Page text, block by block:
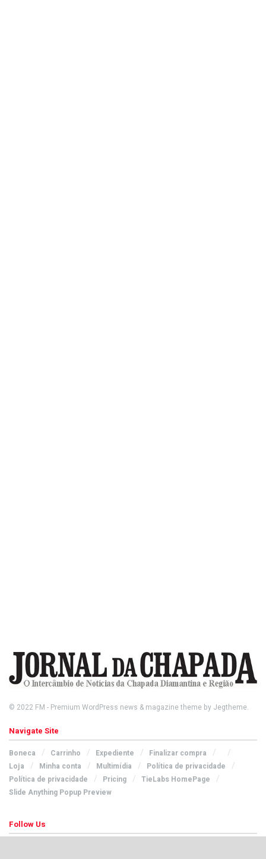
© 2022 FM - Premium WordPress news & magazine theme by Jegtheme.
Navigate Site
Boneca Carrinho Expediente
Finalizar compra
Loja
Minha conta Multimídia
Política de privacidade
Política de privacidade
Pricing
TieLabs HomePage
Slide Anything Popup Preview
Follow Us